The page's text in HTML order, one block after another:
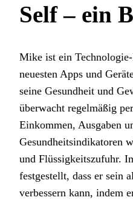
Self – ein
Mike ist ein
neuesten Apps und
seine Gesundheit und
überwacht regelmäßig
Einkommen, Ausgaben
Gesundheitsindikatoren
und Flüssigkeitszufuhr.
festgestellt, dass er sein
verbessern kann, indem